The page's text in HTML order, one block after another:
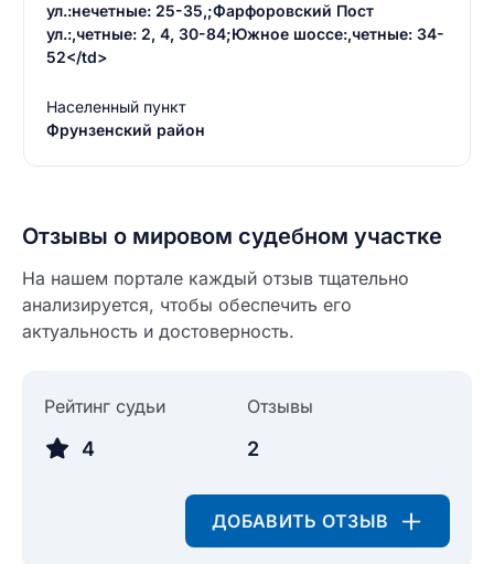
ул.:нечетные: 25-35,;Фарфоровский Пост
ул.:,четные: 2, 4, 30-84;Южное шоссе:,четные: 34-
52</td>
Населенный пункт
Фрунзенский район
Отзывы о мировом судебном участке
На нашем портале каждый отзыв тщательно
анализируется, чтобы обеспечить его
актуальность и достоверность.
Рейтинг судьи
4
Отзывы
2
ДОБАВИТЬ ОТЗЫВ
Введите свое имя
Введите свой e-mail
Введите свое имя